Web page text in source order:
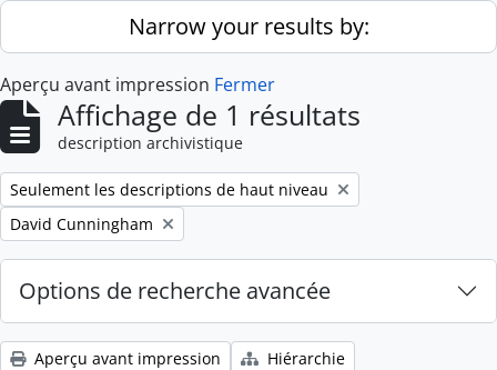
Skip to main contentNarrow your results by:
Aperçu avant impression Fermer
Affichage de 1 résultats
description archivistique
Remove filter:
Seulement les descriptions de haut niveau
Remove filter:
David Cunningham
Options de recherche avancée
Aperçu avant impression
Hiérarchie